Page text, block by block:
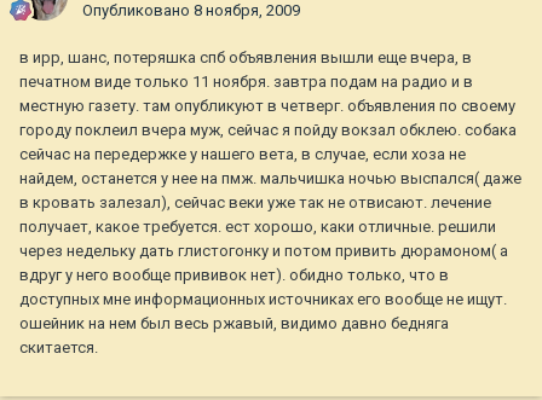
Опубликовано 8 ноября, 2009
в ирр, шанс, потеряшка спб объявления вышли еще вчера, в
печатном виде только 11 ноября. завтра подам на радио и в
местную газету. там опубликуют в четверг. объявления по своему
городу поклеил вчера муж, сейчас я пойду вокзал обклею. собака
сейчас на передержке у нашего вета, в случае, если хоза не
найдем, останется у нее на пмж. мальчишка ночью выспался( даже
в кровать залезал), сейчас веки уже так не отвисают. лечение
получает, какое требуется. ест хорошо, каки отличные. решили
через недельку дать глистогонку и потом привить дюрамоном( а
вдруг у него вообще прививок нет). обидно только, что в
доступных мне информационных источниках его вообще не ищут.
ошейник на нем был весь ржавый, видимо давно бедняга
скитается.